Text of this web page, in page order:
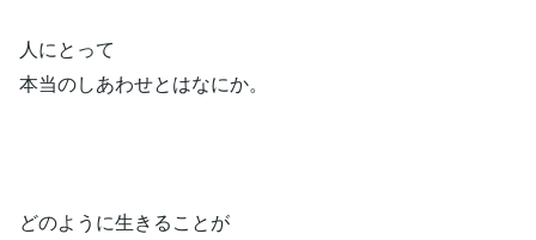
人にとって
本当のしあわせとはなにか。
どのように生きることが